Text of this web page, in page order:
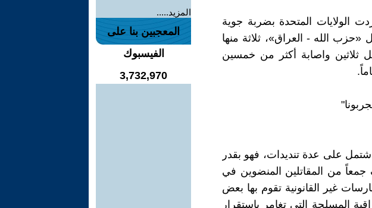
والعشرين من كانون الأول 2019، ردت الولايات المتحدة بضربة جوية
الله - العراق»، ثلاثة منها
ثلاثين واصابة أكثر من خمسين
على عدة تنديدات، فهو بقدر
جمعاً من المقاتلين المنضوين في
غير القانونية تقوم بها بعض
المسلحة التي تغامر باستقرار
المزيد.....
المعجبين بنا على
الفيسبوك
3,732,970